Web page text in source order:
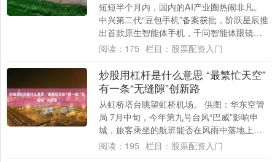
短短半个月内，国内的AI产业圈热闹非凡。
中兴第二代“豆包手机”备案获批，阶跃星辰推
出首款原生智能体手机，千问智能体眼镜首
次亮相…… 今年WAIC（世界人工智能大....
阅读： 175 栏目： 股票配资入门
炒股用杠杆是什么意思 “最繁忙天空”
有一条“无缝隙”创新路
从虹桥塔台眺望虹桥机场。 供图：华东空管
局 7月中旬，今年第九号台风“巴威”影响申
城，旅客乘坐的航班能否在风雨中落地上海
虹桥机场？当旅客因特殊天气到来而担心出
阅读： 195 栏目： 股票配资入门